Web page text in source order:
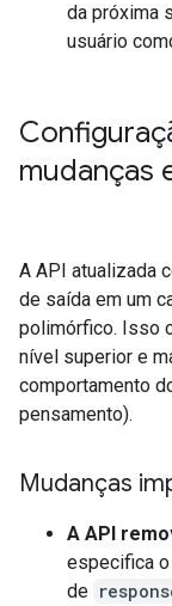
da próxima
usuário
mudanças
A API atualizada
de saída em um
polimórfico. Isso
nível superior e
comportamento
pensamento).
Mudanças
A API
especifica
de